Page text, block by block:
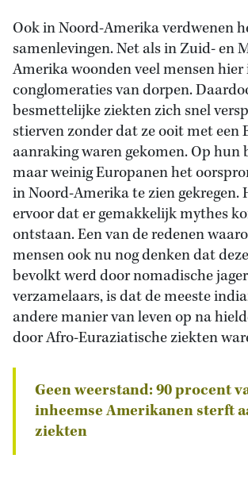
Ook in Noord-Amerika verdwenen
samenlevingen. Net als in Zuid- en
Amerika woonden veel mensen hier
conglomeraties van dorpen.
besmettelijke ziekten zich snel
stierven zonder dat ze ooit met een
aanraking waren gekomen. Op hun
maar weinig Europanen het
in Noord-Amerika te zien gekregen.
ervoor dat er gemakkelijk mythes
ontstaan. Een van de redenen
mensen ook nu nog denken dat
bevolkt werd door nomadische
verzamelaars, is dat de meeste
andere manier van leven op na
door Afro-Euraziatische ziekten
Geen weerstand: 90 procent
inheemse Amerikanen sterft
ziekten